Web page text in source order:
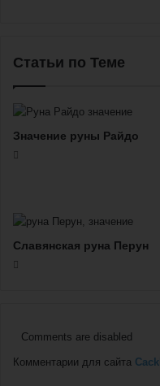
Статьи по Теме
Значение руны Райдо
Славянская руна Перун
Comments are disabled
Комментарии для сайта Cackl